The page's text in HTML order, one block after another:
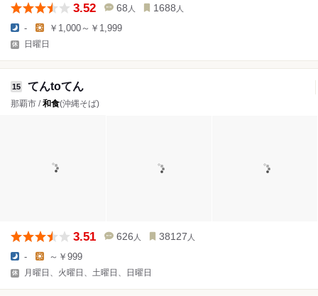
3.52 68 人 1688 人
- ￥1,000～￥1,999
日曜日
15 てんtoてん
那覇市 /和食(沖縄そば)
3.51 626 人 38127 人
- ～￥999
月曜日、火曜日、土曜日、日曜日